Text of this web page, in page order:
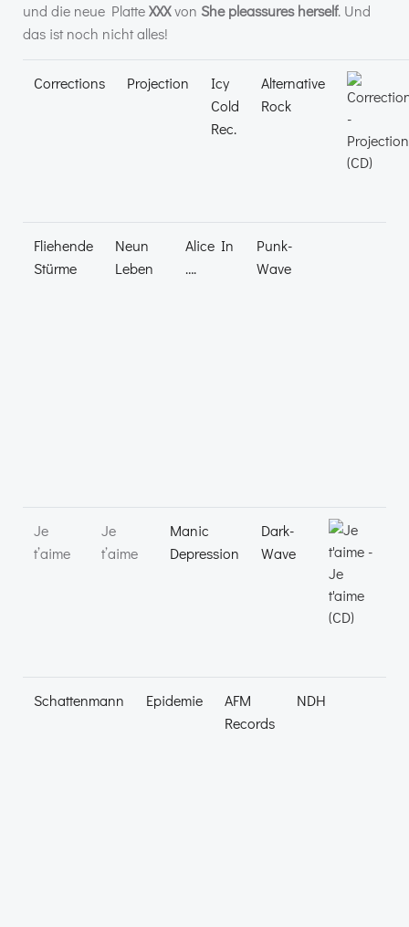
und die neue PlatteXXXvon She pleassures herself. Und
das ist noch nicht alles!
Corrections Projection
Icy
Cold
Rec.
Alternative
Rock
Fliehende
Stürme
Neun
Leben
Alice In
….
Punk-
Wave
Je
t’aime
Je
t’aime
Manic
Depression
Dark-
Wave
Schattenmann Epidemie
AFM
Records
NDH